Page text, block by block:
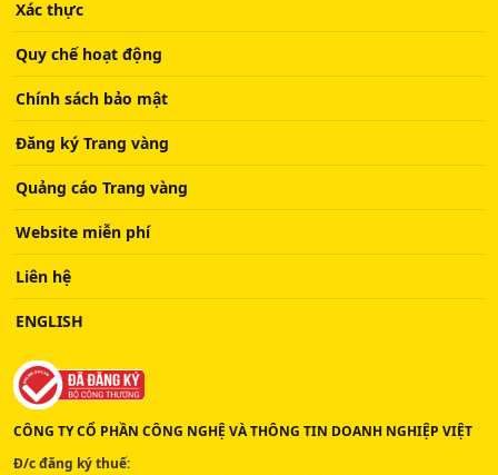
Xác thực
Quy chế hoạt động
Chính sách bảo mật
Đăng ký Trang vàng
Quảng cáo Trang vàng
Website miễn phí
Liên hệ
ENGLISH
CÔNG TY CỔ PHẦN CÔNG NGHỆ VÀ THÔNG TIN DOANH NGHIỆP VIỆT
Đ/c đăng ký thuế: